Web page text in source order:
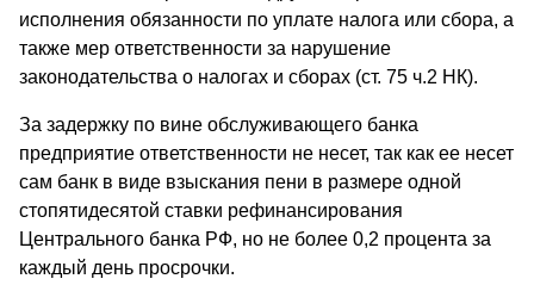
исполнения обязанности по уплате налога или сбора, а
также мер ответственности за нарушение
законодательства о налогах и сборах (ст. 75 ч.2 НК).
За задержку по вине обслуживающего банка
предприятие ответственности не несет, так как ее несет
сам банк в виде взыскания пени в размере одной
стопятидесятой ставки рефинансирования
Центрального банка РФ, но не более 0,2 процента за
каждый день просрочки.